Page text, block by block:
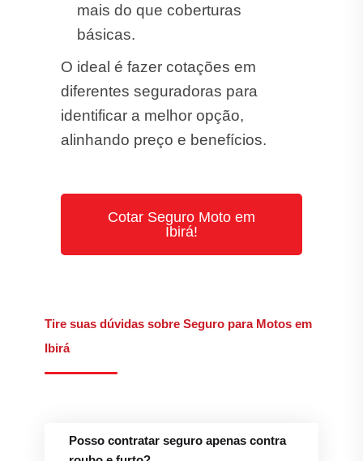
mais do que coberturas
básicas.
O ideal é fazer cotações em
diferentes seguradoras para
identificar a melhor opção,
alinhando preço e benefícios.
Cotar Seguro Moto em
Ibirá!
Tire suas dúvidas sobre Seguro para Motos em
Ibirá
Posso contratar seguro apenas contra